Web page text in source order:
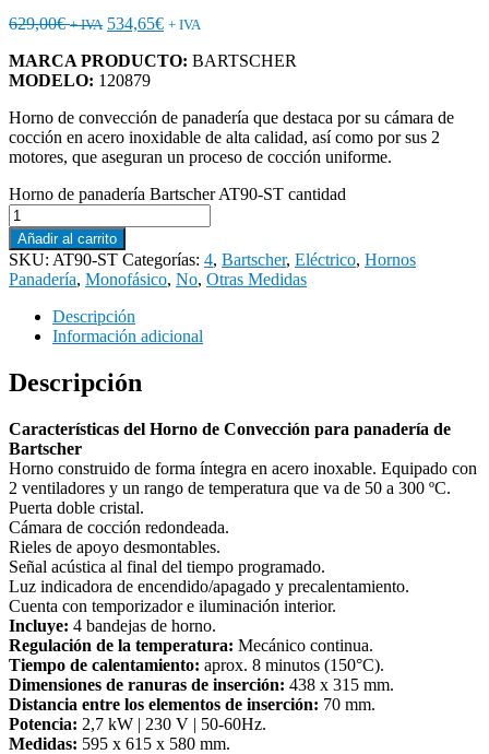
629,00€ + IVA 534,65€ + IVA
MARCA PRODUCTO: BARTSCHER
MODELO: 120879
Horno de convección de panadería que destaca por su cámara de
cocción en acero inoxidable de alta calidad, así como por sus 2
motores, que aseguran un proceso de cocción uniforme.
Horno de panadería Bartscher AT90-ST cantidad
Añadir al carrito
SKU: AT90-ST Categorías: 4, Bartscher, Eléctrico, Hornos
Panadería, Monofásico, No, Otras Medidas
Descripción
Información adicional
Descripción
Características del Horno de Convección para panadería de
Bartscher
Horno construido de forma íntegra en acero inoxable. Equipado con
2 ventiladores y un rango de temperatura que va de 50 a 300 ºC.
Puerta doble cristal.
Cámara de cocción redondeada.
Rieles de apoyo desmontables.
Señal acústica al final del tiempo programado.
Luz indicadora de encendido/apagado y precalentamiento.
Cuenta con temporizador e iluminación interior.
Incluye: 4 bandejas de horno.
Regulación de la temperatura: Mecánico continua.
Tiempo de calentamiento: aprox. 8 minutos (150°C).
Dimensiones de ranuras de inserción: 438 x 315 mm.
Distancia entre los elementos de inserción: 70 mm.
Potencia: 2,7 kW | 230 V | 50-60Hz.
Medidas: 595 x 615 x 580 mm.